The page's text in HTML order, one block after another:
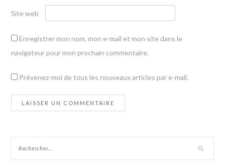
Site web
Enregistrer mon nom, mon e-mail et mon site dans le
navigateur pour mon prochain commentaire.
Prévenez-moi de tous les nouveaux articles par e-mail.